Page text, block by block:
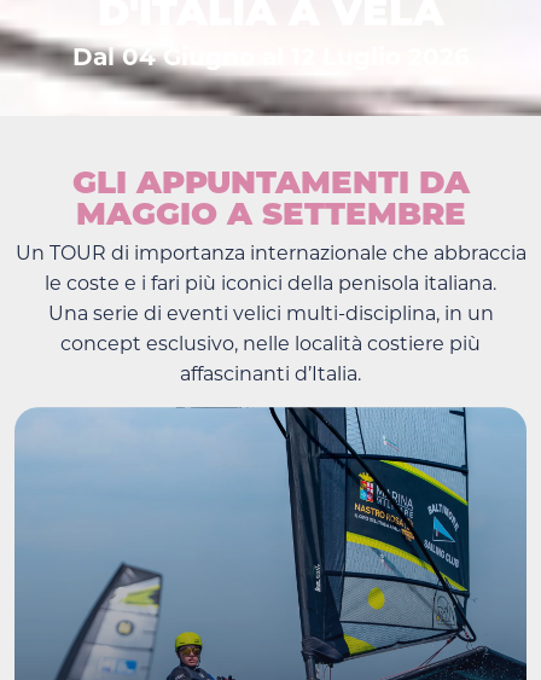
Dal 04 Giugno al 12 Luglio 2026
GLI APPUNTAMENTI DA
MAGGIO A SETTEMBRE
Un TOUR di importanza internazionale che abbraccia
le coste e i fari più iconici della penisola italiana.
Una serie di eventi velici multi-disciplina, in un
concept esclusivo, nelle località costiere più
affascinanti d’Italia.